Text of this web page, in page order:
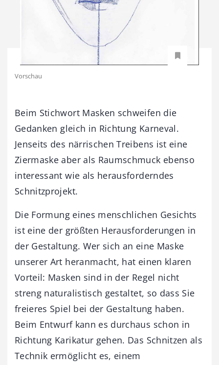
Vorschau
Beim Stichwort Masken schweifen die
Gedanken gleich in Richtung Karneval.
Jenseits des närrischen Treibens ist eine
Ziermaske aber als Raumschmuck ebenso
interessant wie als herausforderndes
Schnitzprojekt.
Die Formung eines menschlichen Gesichts
ist eine der größten Herausforderungen in
der Gestaltung. Wer sich an eine Maske
unserer Art heranmacht, hat einen klaren
Vorteil: Masken sind in der Regel nicht
streng naturalistisch gestaltet, so dass Sie
freieres Spiel bei der Gestaltung haben.
Beim Entwurf kann es durchaus schon in
Richtung Karikatur gehen. Das Schnitzen als
Technik ermöglicht es, einem